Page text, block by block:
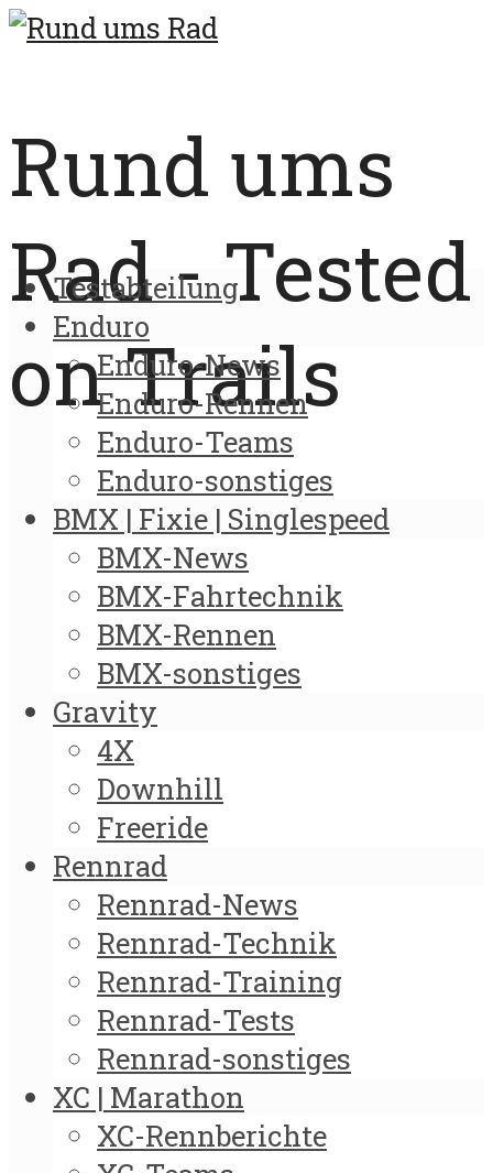
Rund ums
Rad - Tested
on Trails
Testabteilung
Enduro
Enduro-News
Enduro-Rennen
Enduro-Teams
Enduro-sonstiges
BMX | Fixie | Singlespeed
BMX-News
BMX-Fahrtechnik
BMX-Rennen
BMX-sonstiges
Gravity
4X
Downhill
Freeride
Rennrad
Rennrad-News
Rennrad-Technik
Rennrad-Training
Rennrad-Tests
Rennrad-sonstiges
XC | Marathon
XC-Rennberichte